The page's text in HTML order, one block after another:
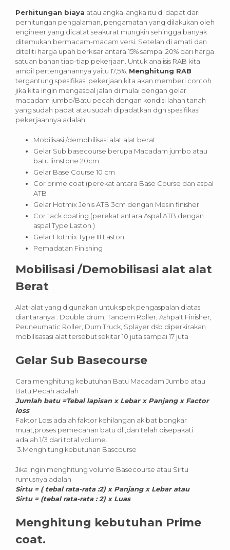
Perhitungan biaya atau angka-angka itu di dapat dari
perhitungan pengalaman, pengamatan yang dilakukan oleh
engineer yang dicatat seakurat mungkin sehingga banyak
ditemukan bermacam-macam versi. Setelah di amati dan
diteliti harga upah berkisar antara 15% sampai 20% dari harga
satuan bahan tiap-tiap pekerjaan. Untuk analisis RAB kita
ambil pertengahannya yaitu 17,5%. Menghitung RAB
tergantung spesifikasi pekerjaan,kita akan memberi contoh
jika kita ingin mengaspal jalan di mulai dengan gelar
macadam jumbo/Batu pecah dengan kondisi lahan tanah
yang sudah padat atau sudah dipadatkan dgn spesifikasi
pekerjaannya adalah:
Mobilisasi /demobilisasi alat alat berat
Gelar Sub basecourse berupa Macadam jumbo atau
batu limstone 20cm
Gelar Base Course 10 cm
Cor prime coat (perekat antara Base Course dan aspal
ATB
Gelar Hotmix Jenis ATB 3cm dengan Mesin finisher
Cor tack coating (perekat antara Aspal ATB dengan
aspal Type Laston )
Gelar Hotmix Type III Laston
Pemadatan Finishing
Mobilisasi /Demobilisasi alat alat
Berat
Alat-alat yang digunakan untuk spek pengaspalan diatas
diantaranya : Double drum, Tandem Roller, Ashpalt Finisher,
Peuneumatic Roller, Dum Truck, Splayer dsb diperkirakan
mobilisasasi alat tersebut sekitar 10 juta sampai 17 juta
Gelar Sub Basecourse
Cara menghitung kebutuhan Batu Macadam Jumbo atau
Batu Pecah adalah :
Jumlah batu =Tebal lapisan x Lebar x Panjang x Factor
loss
Faktor Loss adalah faktor kehilangan akibat bongkar
muat,proses pemecahan batu dll,dan telah disepakati
adalah 1/3 dari total volume.
3.Menghitung kebutuhan Bascourse
Jika ingin menghitung volume Basecourse atau Sirtu
rumusnya adalah
Sirtu = ( tebal rata-rata :2) x Panjang x Lebar atau
Sirtu = (tebal rata-rata : 2) x Luas
Menghitung kebutuhan Prime
coat.